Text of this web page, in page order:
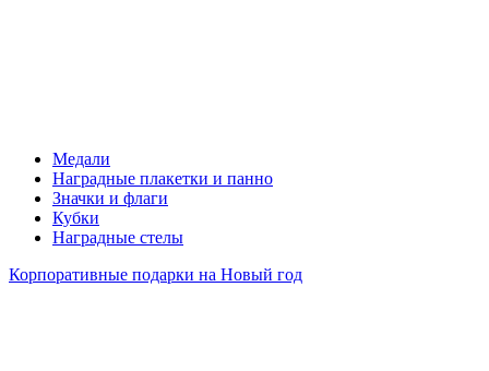
Медали
Наградные плакетки и панно
Значки и флаги
Кубки
Наградные стелы
Корпоративные подарки на Новый год